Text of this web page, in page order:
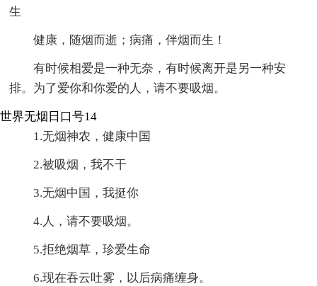
生
健康，随烟而逝；病痛，伴烟而生！
有时候相爱是一种无奈，有时候离开是另一种安
排。为了爱你和你爱的人，请不要吸烟。
世界无烟日口号14
1.无烟神农，健康中国
2.被吸烟，我不干
3.无烟中国，我挺你
4.人，请不要吸烟。
5.拒绝烟草，珍爱生命
6.现在吞云吐雾，以后病痛缠身。